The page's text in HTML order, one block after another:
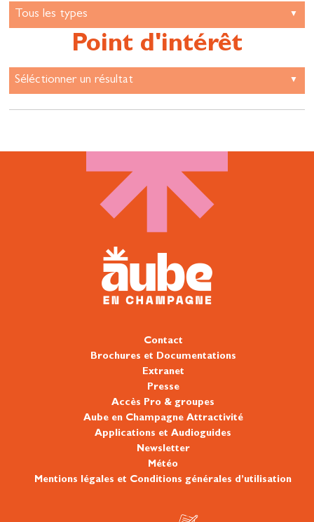
Point d'intérêt
Contact
Brochures et Documentations
Extranet
Presse
Accès Pro & groupes
Aube en Champagne Attractivité
Applications et Audioguides
Newsletter
Météo
Mentions légales et Conditions générales d’utilisation